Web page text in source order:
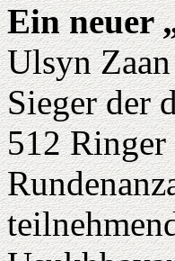
Ein neuer
Ulsyn
Sieger der
512